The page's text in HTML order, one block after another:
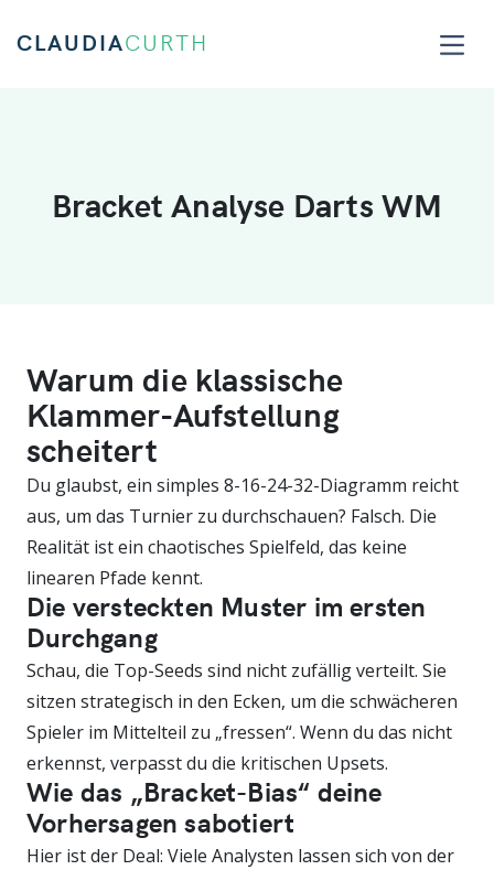
CLAUDIACURTH
Bracket Analyse Darts WM
Warum die klassische
Klammer-Aufstellung
scheitert
Du glaubst, ein simples 8-16-24-32-Diagramm reicht
aus, um das Turnier zu durchschauen? Falsch. Die
Realität ist ein chaotisches Spielfeld, das keine
linearen Pfade kennt.
Die versteckten Muster im ersten
Durchgang
Schau, die Top-Seeds sind nicht zufällig verteilt. Sie
sitzen strategisch in den Ecken, um die schwächeren
Spieler im Mittelteil zu „fressen“. Wenn du das nicht
erkennst, verpasst du die kritischen Upsets.
Wie das „Bracket-Bias“ deine
Vorhersagen sabotiert
Hier ist der Deal: Viele Analysten lassen sich von der